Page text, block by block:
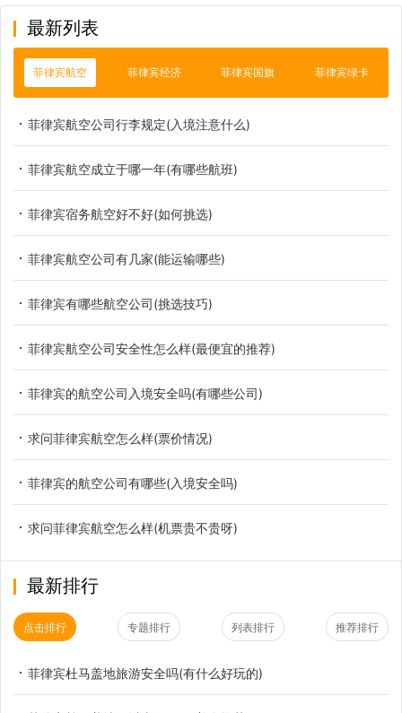
最新列表
菲律宾航空 菲律宾经济 菲律宾国旗 菲律宾绿卡
菲律宾航空公司行李规定(入境注意什么)
菲律宾航空成立于哪一年(有哪些航班)
菲律宾宿务航空好不好(如何挑选)
菲律宾航空公司有几家(能运输哪些)
菲律宾有哪些航空公司(挑选技巧)
菲律宾航空公司安全性怎么样(最便宜的推荐)
菲律宾的航空公司入境安全吗(有哪些公司)
求问菲律宾航空怎么样(票价情况)
菲律宾的航空公司有哪些(入境安全吗)
求问菲律宾航空怎么样(机票贵不贵呀)
最新排行
点击排行 专题排行 列表排行 推荐排行
菲律宾杜马盖地旅游安全吗(有什么好玩的)